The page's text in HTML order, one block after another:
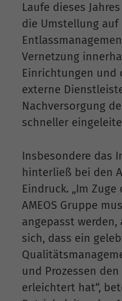
Laufe dieses
die Umstellung
Vernetzung
Einrichtungen und
externe
Nachversorgung
schneller
Insbesondere das
hinterließ bei den
Eindruck. „Im
AMEOS Gruppe
angepasst
sich, dass ein
und Prozessen
erleichtert hat“,